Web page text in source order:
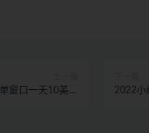
窗口一天10美金
2022小